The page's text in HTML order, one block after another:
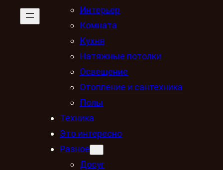
Интерьер
Комната
Кухня
Натяжные потолки
Освещение
Отопление и сантехника
Полы
Техника
Это интересно
Разное
Досуг